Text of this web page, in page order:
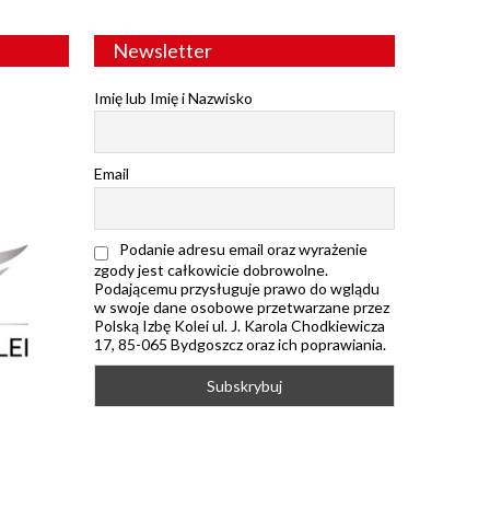
Newsletter
Imię lub Imię i Nazwisko
Email
Podanie adresu email oraz wyrażenie
zgody jest całkowicie dobrowolne.
Podającemu przysługuje prawo do wglądu
w swoje dane osobowe przetwarzane przez
Polską Izbę Kolei ul. J. Karola Chodkiewicza
17, 85-065 Bydgoszcz oraz ich poprawiania.